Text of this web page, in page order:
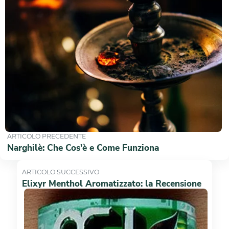
ARTICOLO PRECEDENTE
Narghilè: Che Cos'è e Come Funziona
ARTICOLO SUCCESSIVO
Elixyr Menthol Aromatizzato: la Recensione